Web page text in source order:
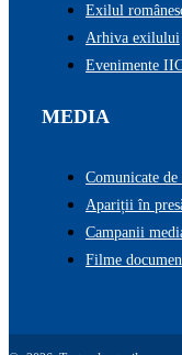
Exilul
Arhiva exilului
Evenimente
MEDIA
Comunicate de
Apariții în
Campanii
Filme